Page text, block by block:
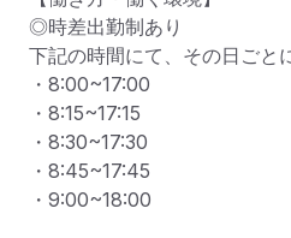
◎時差出勤制あり
下記の時間にて、その日ごと
・8:00~17:00
・8:15~17:15
・8:30~17:30
・8:45~17:45
・9:00~18:00